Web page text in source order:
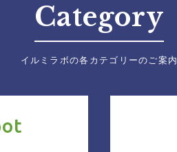
Category
イルミラボの各カテゴリーのご案内